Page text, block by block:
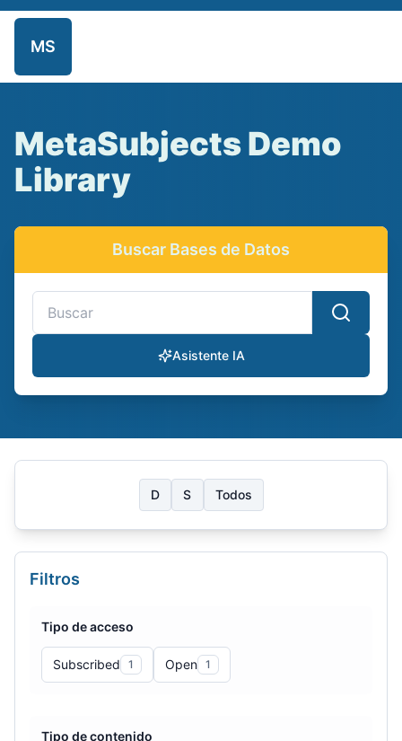
MS
Inicio Repositorio Admin
MetaSubjects Demo
Library
Buscar Bases de Datos
Buscar bases de datos y recursos electrónicos
Asistente IA
D S Todos
Filtros
Tipo de acceso
Subscribed 1 Open 1
Tipo de contenido